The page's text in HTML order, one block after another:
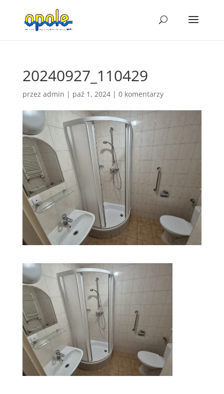
20240927_110429
przez admin | paź 1, 2024| 0 komentarzy